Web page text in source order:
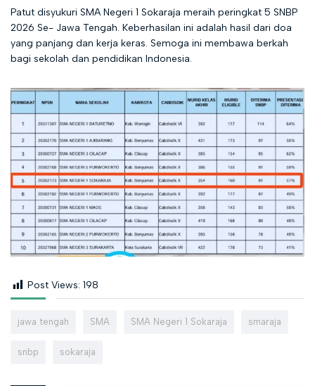
Patut disyukuri SMA Negeri 1 Sokaraja meraih peringkat 5 SNBP
2026 Se- Jawa Tengah. Keberhasilan ini adalah hasil dari doa
yang panjang dan kerja keras. Semoga ini membawa berkah
bagi sekolah dan pendidikan Indonesia.
Post Views: 198
jawa tengah SMA SMA Negeri 1 Sokaraja smaraja
snbp sokaraja